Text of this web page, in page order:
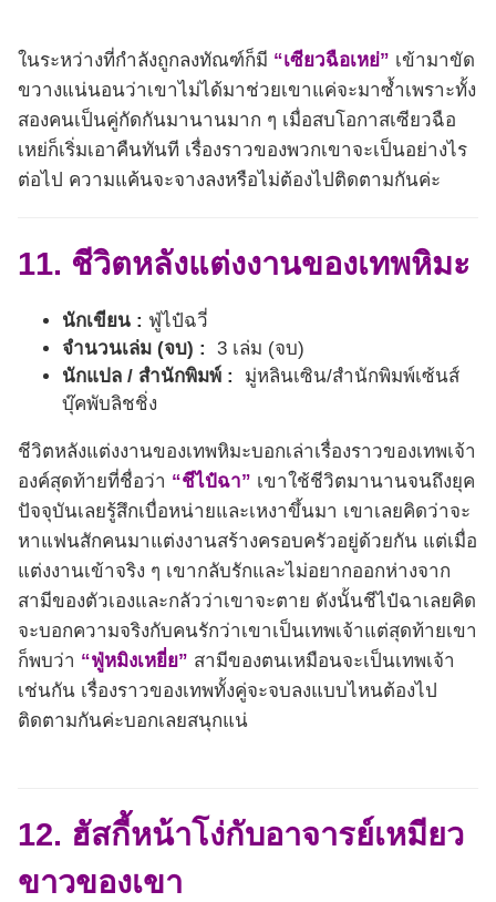
ในระหว่างที่กำลังถูกลงทัณฑ์ก็มี “เซียวฉือเหย่” เข้ามาขัด
ขวางแน่นอนว่าเขาไม่ได้มาช่วยเขาแค่จะมาซ้ำเพราะทั้ง
สองคนเป็นคู่กัดกันมานานมาก ๆ เมื่อสบโอกาสเซียวฉือ
เหย่ก็เริ่มเอาคืนทันที เรื่องราวของพวกเขาจะเป็นอย่างไร
ต่อไป ความแค้นจะจางลงหรือไม่ต้องไปติดตามกันค่ะ
11. ชีวิตหลังแต่งงานของเทพหิมะ
นักเขียน : ฟู่ไป๋ฉวี่
จำนวนเล่ม (จบ) : 3 เล่ม (จบ)
นักแปล / สำนักพิมพ์ : มู่หลินเซิน/สำนักพิมพ์เซ้นส์
บุ๊คพับลิชชิ่ง
ชีวิตหลังแต่งงานของเทพหิมะบอกเล่าเรื่องราวของเทพเจ้า
องค์สุดท้ายที่ชื่อว่า “ชีไป๋ฉา” เขาใช้ชีวิตมานานจนถึงยุค
ปัจจุบันเลยรู้สึกเบื่อหน่ายและเหงาขึ้นมา เขาเลยคิดว่าจะ
หาแฟนสักคนมาแต่งงานสร้างครอบครัวอยู่ด้วยกัน แต่เมื่อ
แต่งงานเข้าจริง ๆ เขากลับรักและไม่อยากออกห่างจาก
สามีของตัวเองและกลัวว่าเขาจะตาย ดังนั้นชีไป๋ฉาเลยคิด
จะบอกความจริงกับคนรักว่าเขาเป็นเทพเจ้าแต่สุดท้ายเขา
ก็พบว่า “ฟู่หมิงเหยี่ย” สามีของตนเหมือนจะเป็นเทพเจ้า
เช่นกัน เรื่องราวของเทพทั้งคู่จะจบลงแบบไหนต้องไป
ติดตามกันค่ะบอกเลยสนุกแน่
12. ฮัสกี้หน้าโง่กับอาจารย์เหมียว
ขาวของเขา